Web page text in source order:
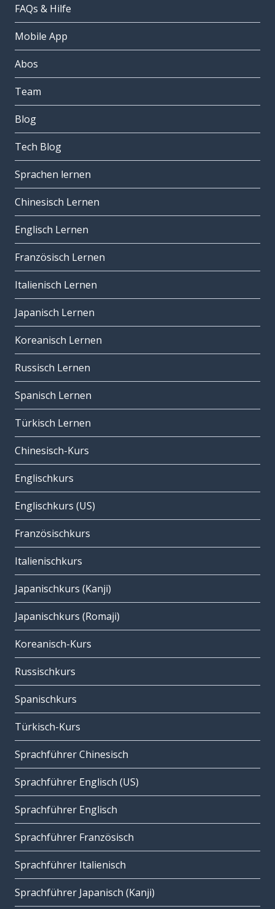
FAQs & Hilfe
Mobile App
Abos
Team
Blog
Tech Blog
Sprachen lernen
Chinesisch Lernen
Englisch Lernen
Französisch Lernen
Italienisch Lernen
Japanisch Lernen
Koreanisch Lernen
Russisch Lernen
Spanisch Lernen
Türkisch Lernen
Chinesisch-Kurs
Englischkurs
Englischkurs (US)
Französischkurs
Italienischkurs
Japanischkurs (Kanji)
Japanischkurs (Romaji)
Koreanisch-Kurs
Russischkurs
Spanischkurs
Türkisch-Kurs
Sprachführer Chinesisch
Sprachführer Englisch (US)
Sprachführer Englisch
Sprachführer Französisch
Sprachführer Italienisch
Sprachführer Japanisch (Kanji)